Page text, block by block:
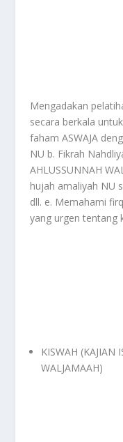
Mengadakan
secara berkala
faham ASWAJA
NU b. Fikrah
AHLUSSUNNAH
hujah amaliyah NU
dll. e. Memahami
yang urgen tentang
KISWAH (KAJIAN
WALJAMAAH)